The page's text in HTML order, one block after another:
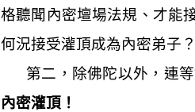
格聽聞內密壇場法規、才能
何況接受灌頂成為內密弟子
第二，除佛陀以外，連
內密灌頂！